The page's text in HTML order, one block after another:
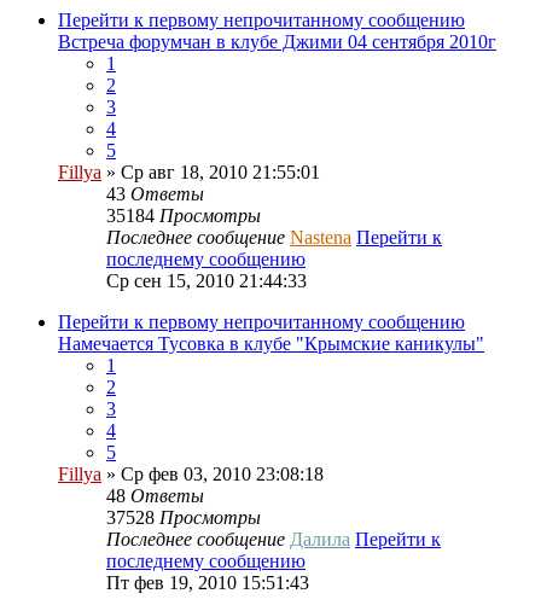
Перейти к первому непрочитанному сообщению
Встреча форумчан в клубе Джими 04 сентября 2010г
1
2
3
4
5
Fillya » Ср авг 18, 2010 21:55:01
43 Ответы
35184 Просмотры
Последнее сообщение Nastena Перейти к
последнему сообщению
Ср сен 15, 2010 21:44:33
Перейти к первому непрочитанному сообщению
Намечается Тусовка в клубе "Крымские каникулы"
1
2
3
4
5
Fillya » Ср фев 03, 2010 23:08:18
48 Ответы
37528 Просмотры
Последнее сообщение Далила Перейти к
последнему сообщению
Пт фев 19, 2010 15:51:43